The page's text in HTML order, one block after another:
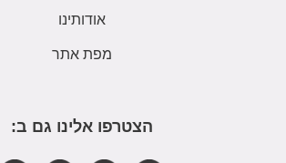
אודותינו
מפת אתר
הצטרפו אלינו גם ב: